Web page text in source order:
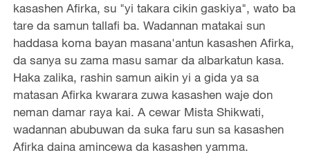
kasashen Afirka, su "yi takara cikin gaskiya", wato ba
tare da samun tallafi ba. Wadannan matakai sun
haddasa koma bayan masana'antun kasashen Afirka,
da sanya su zama masu samar da albarkatun kasa.
Haka zalika, rashin samun aikin yi a gida ya sa
matasan Afirka kwarara zuwa kasashen waje don
neman damar raya kai. A cewar Mista Shikwati,
wadannan abubuwan da suka faru sun sa kasashen
Afirka daina amincewa da kasashen yamma.